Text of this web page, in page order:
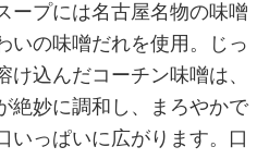
ープには名古屋名物の味噌
いの味噌だれを使用。じっ
け込んだコーチン味噌は、
絶妙に調和し、まろやかで
いっぱいに広がります。口